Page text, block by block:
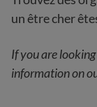
un être cher
If you are
information on